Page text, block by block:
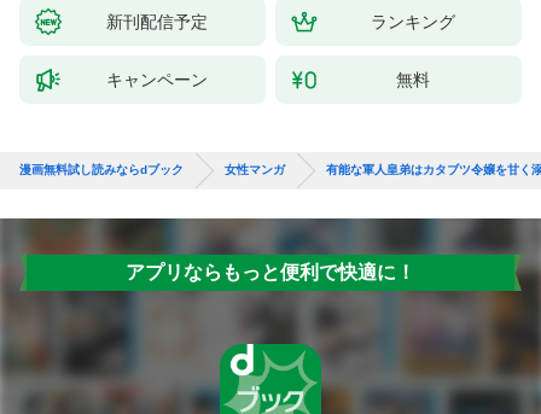
新刊配信予定 ランキング
キャンペーン 無料
漫画無料試し読みならdブック 女性マンガ 有能な軍人皇弟はカタブツ令嬢を甘く
アプリならもっと便利で快適に！